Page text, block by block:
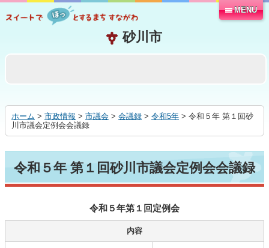
る
MENU
ホーム > 市政情報 > 市議会 > 会議録 > 令和5年 > 令和５年 第１回砂
川市議会定例会会議録
令和５年 第１回砂川市議会定例会会議録
令和５年第１回定例会
内容